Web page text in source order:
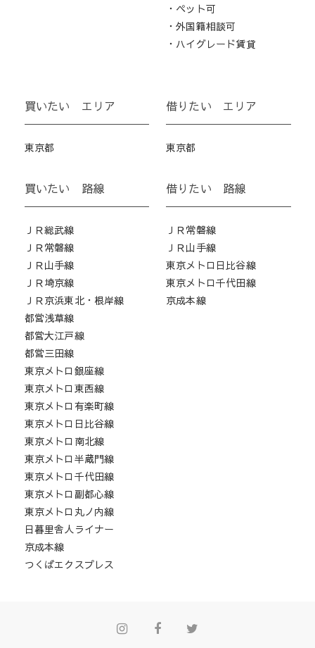
・ペット可
・外国籍相談可
・ハイグレード賃貸
買いたい エリア
東京都
買いたい 路線
ＪＲ総武線
ＪＲ常磐線
ＪＲ山手線
ＪＲ埼京線
ＪＲ京浜東北・根岸線
都営浅草線
都営大江戸線
都営三田線
東京メトロ銀座線
東京メトロ東西線
東京メトロ有楽町線
東京メトロ日比谷線
東京メトロ南北線
東京メトロ半蔵門線
東京メトロ千代田線
東京メトロ副都心線
東京メトロ丸ノ内線
日暮里舎人ライナー
京成本線
つくばエクスプレス
借りたい エリア
東京都
借りたい 路線
ＪＲ常磐線
ＪＲ山手線
東京メトロ日比谷線
東京メトロ千代田線
京成本線
InstagramFacebook